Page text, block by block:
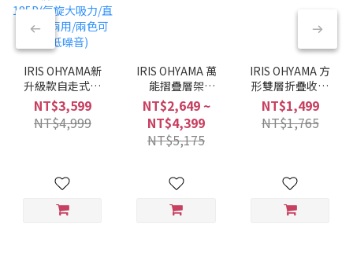
IRIS OHYAMA新
升級款自走式輕
量無線吸塵器
SCD-185P(氣旋
大吸力/直立手持
NT$3,599
NT$4,999
IRIS OHYAMA 萬
能摺疊層架
KRSR系列
NT$2,649 ~
NT$4,399
NT$5,175
IRIS OHYAMA 方
形雙層折疊收納
推車 MUW-S2
NT$1,499
NT$1,765